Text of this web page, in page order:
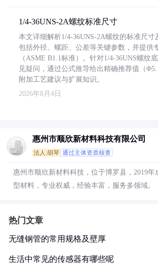
1/4-36UNS-2A螺纹标准尺寸
本文详细解析1/4-36UNS-2A螺纹的标准尺寸
包括外径、螺距、公差等关键参数，并提供
（ASME B1.1标准）。针对1/4-36UNS螺纹
见疑问，通过公式推导给出精确推荐值（
附加工艺建议与扩展知识。
2026年8月4日
惠州市顺欣新材料科技有限公司
法人:胡琴 通过主体资质核查
惠州市顺欣新材料科技，位于博罗县，2019年
型材料，专业权威，经验丰富，服务多领域。
热门文章
无缝钢管的常用规格及壁厚
生活中常见的传感器有哪些呢